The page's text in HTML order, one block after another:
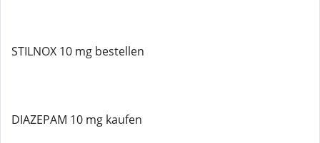
STILNOX 10 mg bestellen
DIAZEPAM 10 mg kaufen